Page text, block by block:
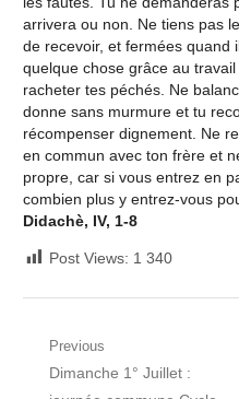
arrivera ou non. Ne tiens pas
de recevoir, et fermées quand
quelque chose grâce au
racheter tes péchés. Ne
donne sans murmure et tu
récompenser dignement. Ne
en commun avec ton frère et
propre, car si vous entrez en
combien plus y entrez-vous
Didachè, IV, 1-8
Post Views: 1 340
Navigation
Previous
Previous
Dimanche 1° Juillet :